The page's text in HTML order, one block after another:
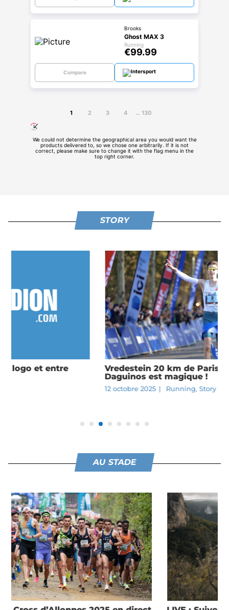
STORY
Vredestein 20 km de Paris 2025 : Etienne
Daguinos est magique !
,Story
AU STADE